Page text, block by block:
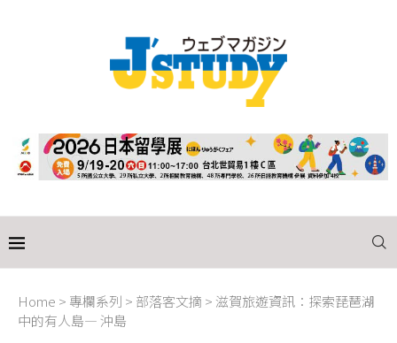
Home > 專欄系列 > 部落客文摘 > 滋賀旅遊資訊：探索琵琶湖
中的有人島— 沖島